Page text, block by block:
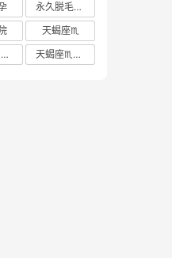
永久脱毛方法
天蝎座♏️
天蝎座♏️女生 天蝎座♏️男生